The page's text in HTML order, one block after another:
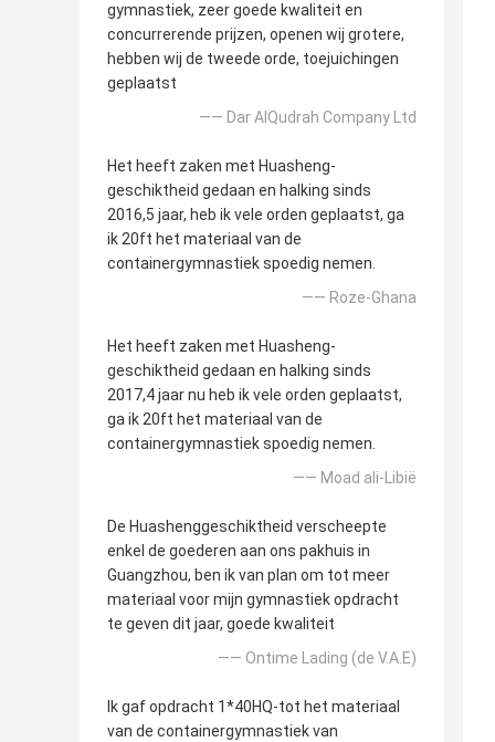
gymnastiek, zeer goede kwaliteit en
concurrerende prijzen, openen wij grotere,
hebben wij de tweede orde, toejuichingen
geplaatst
—— Dar AlQudrah Company Ltd
Het heeft zaken met Huasheng-
geschiktheid gedaan en halking sinds
2016,5 jaar, heb ik vele orden geplaatst, ga
ik 20ft het materiaal van de
containergymnastiek spoedig nemen.
—— Roze-Ghana
Het heeft zaken met Huasheng-
geschiktheid gedaan en halking sinds
2017,4 jaar nu heb ik vele orden geplaatst,
ga ik 20ft het materiaal van de
containergymnastiek spoedig nemen.
—— Moad ali-Libië
De Huashenggeschiktheid verscheepte
enkel de goederen aan ons pakhuis in
Guangzhou, ben ik van plan om tot meer
materiaal voor mijn gymnastiek opdracht
te geven dit jaar, goede kwaliteit
—— Ontime Lading (de V.A.E)
Ik gaf opdracht 1*40HQ-tot het materiaal
van de containergymnastiek van